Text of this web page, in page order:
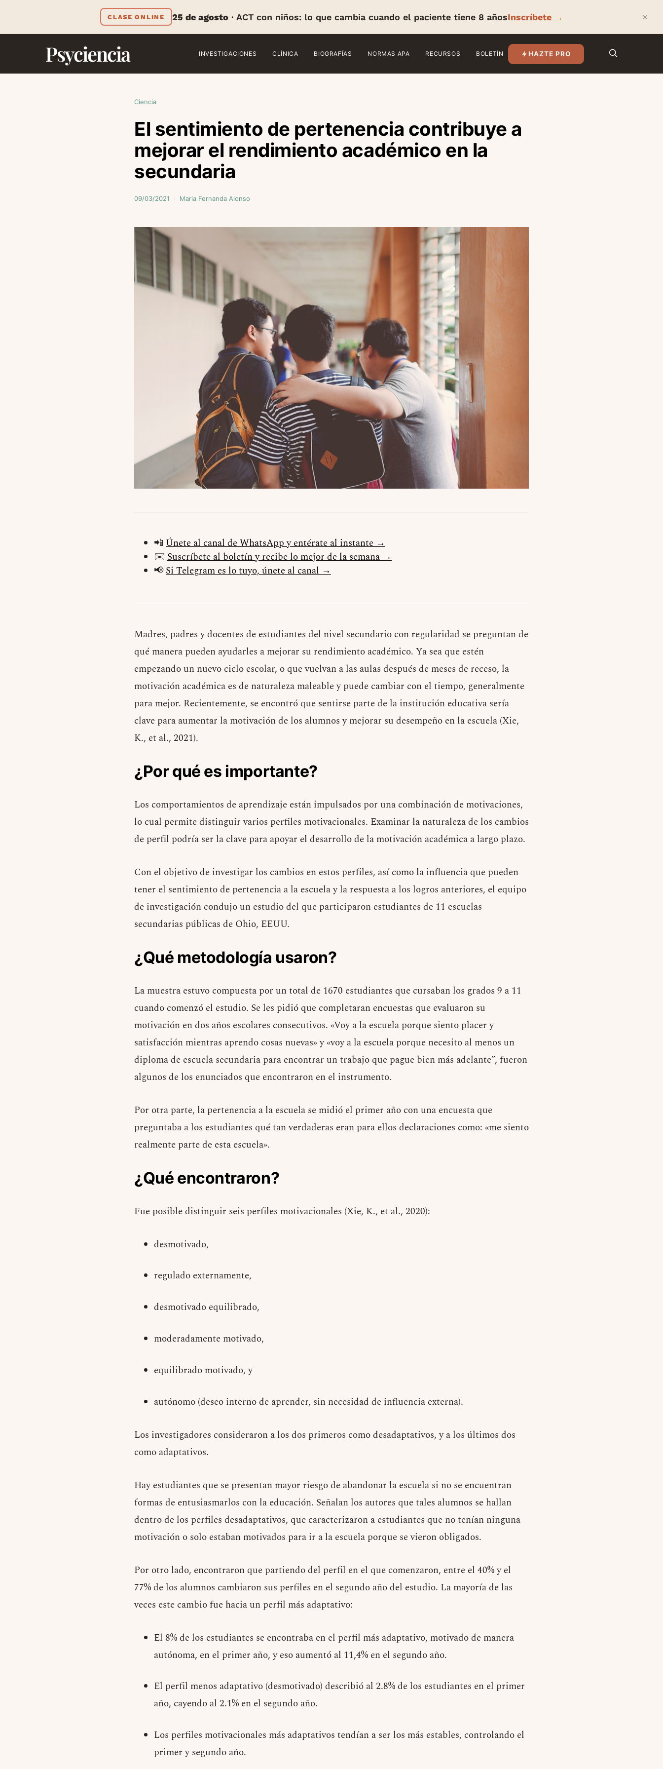
CLASE ONLINE 25 de agosto · ACT con niños: lo que cambia cuando el paciente tiene 8 añosInscríbete → ×
Psyciencia INVESTIGACIONES CLÍNICA BIOGRAFÍAS NORMAS APA RECURSOS BOLETÍN HAZTE PRO
Ciencia
El sentimiento de pertenencia contribuye a
mejorar el rendimiento académico en la
secundaria
09/03/2021 Maria Fernanda Alonso
📲 Únete al canal de WhatsApp y entérate al instante →
✉️ Suscríbete al boletín y recibe lo mejor de la semana →
📢Si Telegram es lo tuyo, únete al canal →
Madres, padres y docentes de estudiantes del nivel secundario con regularidad se preguntan de
qué manera pueden ayudarles a mejorar su rendimiento académico. Ya sea que estén
empezando un nuevo ciclo escolar, o que vuelvan a las aulas después de meses de receso, la
motivación académica es de naturaleza maleable y puede cambiar con el tiempo, generalmente
para mejor. Recientemente, se encontró que sentirse parte de la institución educativa sería
clave para aumentar la motivación de los alumnos y mejorar su desempeño en la escuela (Xie,
K., et al., 2021).
¿Por qué es importante?
Los comportamientos de aprendizaje están impulsados por una combinación de motivaciones,
lo cual permite distinguir varios perfiles motivacionales. Examinar la naturaleza de los cambios
de perfil podría ser la clave para apoyar el desarrollo de la motivación académica a largo plazo.
Con el objetivo de investigar los cambios en estos perfiles, así como la influencia que pueden
tener el sentimiento de pertenencia a la escuela y la respuesta a los logros anteriores, el equipo
de investigación condujo un estudio del que participaron estudiantes de 11 escuelas
secundarias públicas de Ohio, EEUU.
¿Qué metodología usaron?
La muestra estuvo compuesta por un total de 1670 estudiantes que cursaban los grados 9 a 11
cuando comenzó el estudio. Se les pidió que completaran encuestas que evaluaron su
motivación en dos años escolares consecutivos. «Voy a la escuela porque siento placer y
satisfacción mientras aprendo cosas nuevas» y «voy a la escuela porque necesito al menos un
diploma de escuela secundaria para encontrar un trabajo que pague bien más adelante”, fueron
algunos de los enunciados que encontraron en el instrumento.
Por otra parte, la pertenencia a la escuela se midió el primer año con una encuesta que
preguntaba a los estudiantes qué tan verdaderas eran para ellos declaraciones como: «me siento
realmente parte de esta escuela».
¿Qué encontraron?
Fue posible distinguir seis perfiles motivacionales (Xie, K., et al., 2020):
desmotivado,
regulado externamente,
desmotivado equilibrado,
moderadamente motivado,
equilibrado motivado, y
autónomo (deseo interno de aprender, sin necesidad de influencia externa).
Los investigadores consideraron a los dos primeros como desadaptativos, y a los últimos dos
como adaptativos.
Hay estudiantes que se presentan mayor riesgo de abandonar la escuela si no se encuentran
formas de entusiasmarlos con la educación. Señalan los autores que tales alumnos se hallan
dentro de los perfiles desadaptativos, que caracterizaron a estudiantes que no tenían ninguna
motivación o solo estaban motivados para ir a la escuela porque se vieron obligados.
Por otro lado, encontraron que partiendo del perfil en el que comenzaron, entre el 40% y el
77% de los alumnos cambiaron sus perfiles en el segundo año del estudio. La mayoría de las
veces este cambio fue hacia un perfil más adaptativo:
El 8% de los estudiantes se encontraba en el perfil más adaptativo, motivado de manera
autónoma, en el primer año, y eso aumentó al 11,4% en el segundo año.
El perfil menos adaptativo (desmotivado) describió al 2.8% de los estudiantes en el primer
año, cayendo al 2.1% en el segundo año.
Los perfiles motivacionales más adaptativos tendían a ser los más estables, controlando el
primer y segundo año.